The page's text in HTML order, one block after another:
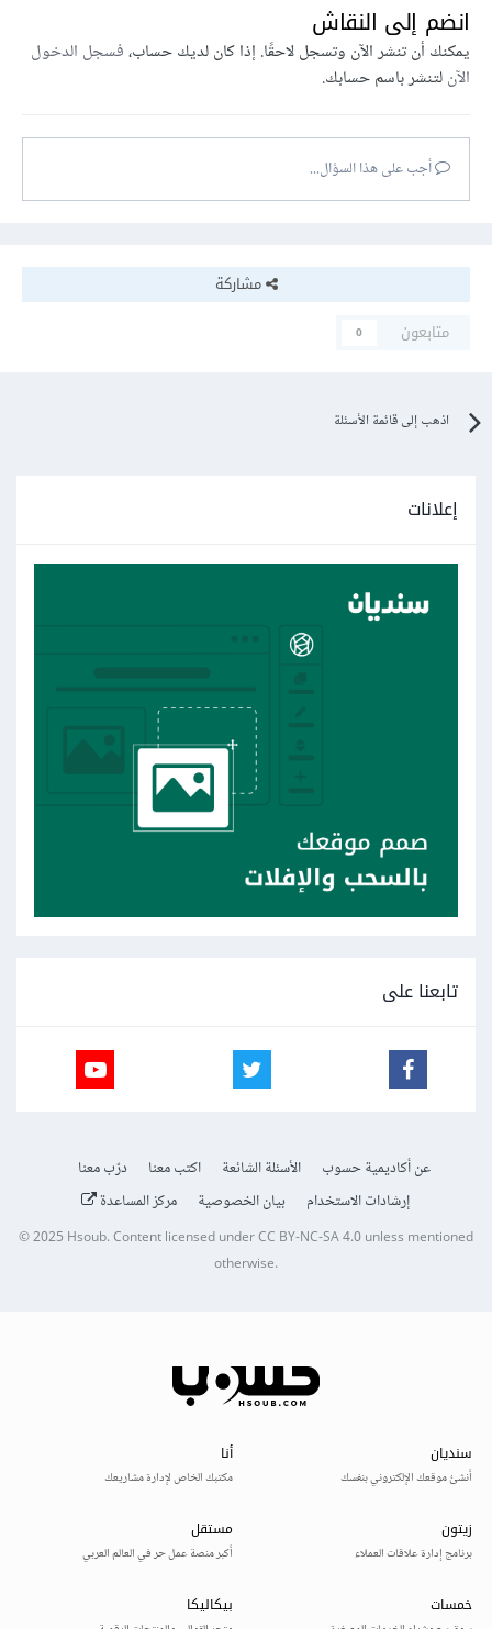
انضم إلى النقاش
يمكنك أن تنشر الآن وتسجل لاحقًا. إذا كان لديك حساب،فسجل الدخول
الآنلتنشر باسم حسابك.
أجب على هذا السؤال...
مشاركة
متابعون
0
اذهب إلى قائمة الأسئلة
إعلانات
تابعنا على
عن أكاديمية حسوب الأسئلة الشائعة اكتب معنا
درّب معنا
إرشادات الاستخدام
بيان الخصوصية مركز المساعدة
© 2025Hsoub.Content licensed underCC BY-NC-SA 4.0unless mentioned
otherwise.